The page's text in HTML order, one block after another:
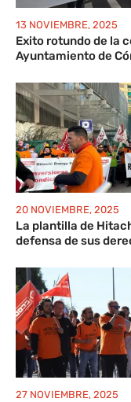
13 NOVIEMBRE, 2025
Exito rotundo de la
Ayuntamiento de
20 NOVIEMBRE, 2025
La plantilla de
defensa de sus
27 NOVIEMBRE, 2025